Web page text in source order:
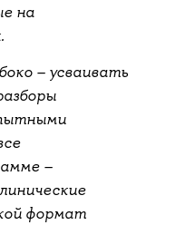
на
– усваивать
–
формат